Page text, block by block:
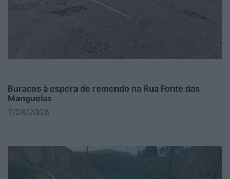
Buracos à espera de remendo na Rua Fonte das
Manguelas
7/08/2026